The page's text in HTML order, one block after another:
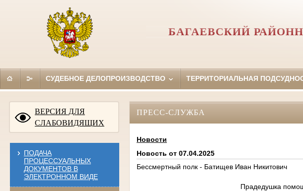
БАГАЕВСКИЙ
СУДЕБНОЕ ДЕЛОПРОИЗВОДСТВО ТЕРРИТОРИАЛЬНАЯ
ВЕРСИЯ ДЛЯ
СЛАБОВИДЯЩИХ
ПОДАЧА
ПРОЦЕССУАЛЬНЫХ
ДОКУМЕНТОВ В
ЭЛЕКТРОННОМ ВИДЕ
ПРЕСС-СЛУЖБА
Новости
Новость от 07.04.2025
Бессмертный полк - Батищев Иван Никитович
Прадедушка